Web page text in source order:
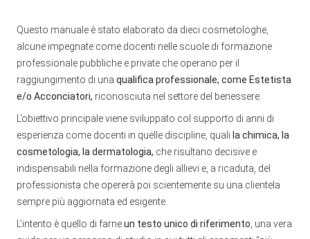
Questo manuale è stato elaborato da dieci cosmetologhe,
alcune impegnate come docenti nelle scuole di formazione
professionale pubbliche e private che operano per il
raggiungimento di una qualifica professionale, come Estetista
e/o Acconciatori, riconosciuta nel settore del benessere.
L’obiettivo principale viene sviluppato col supporto di anni di
esperienza come docenti in quelle discipline, quali la chimica, la
cosmetologia, la dermatologia, che risultano decisive e
indispensabili nella formazione degli allievi e, a ricaduta, del
professionista che opererà poi scientemente su una clientela
sempre più aggiornata ed esigente.
L’intento è quello di farneun testo unico di riferimento, una vera